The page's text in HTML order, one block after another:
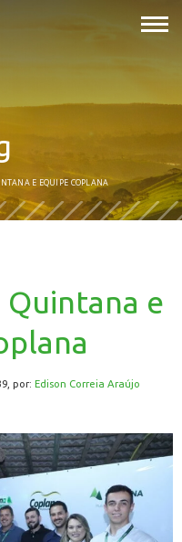
E EQUIPE COPLANA
e
por: Edison Correia Araújo